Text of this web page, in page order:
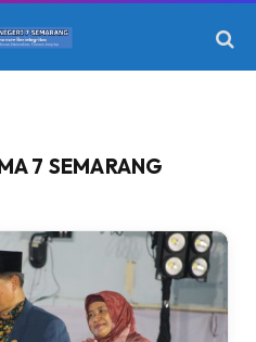
7 SEMARANG